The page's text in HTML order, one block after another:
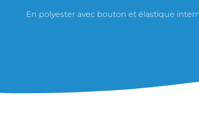
En polyester avec bouton et élastique